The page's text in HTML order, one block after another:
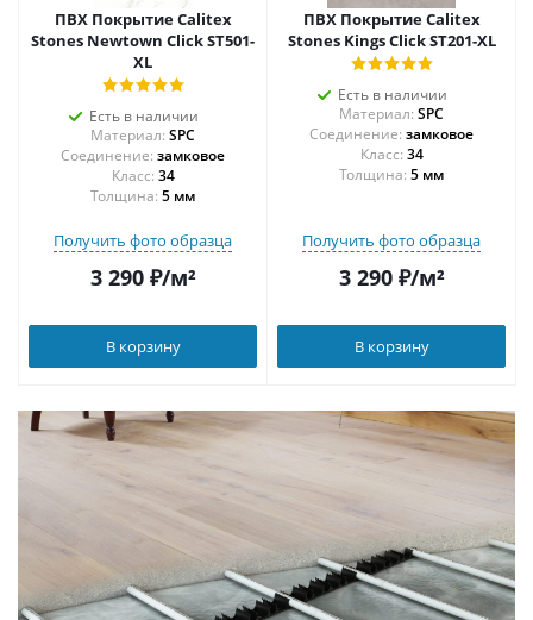
ПВХ Покрытие Calitex
Stones Newtown Click ST501-
XL
Есть в наличии
Материал: SPC
Соединение: замковое
34
Толщина: 5 мм
Получить фото образца
3 290₽/м²
В корзину
ПВХ Покрытие Calitex
Stones Kings Click ST201-XL
Есть в наличии
Материал: SPC
Соединение: замковое
34
Толщина: 5 мм
Получить фото образца
3 290₽/м²
В корзину